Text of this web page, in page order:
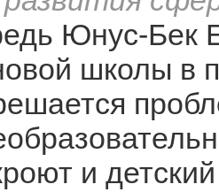
Юнус-Бек
школы в
и